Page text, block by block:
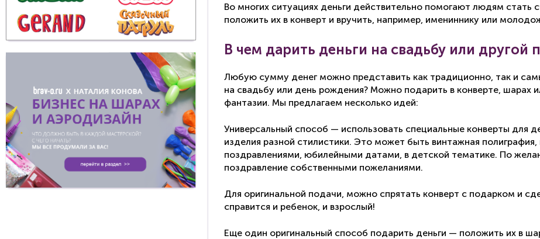
Во многих ситуациях деньги действительно помогают людям стать
положить их в конверт и вручить, например, имениннику или
В чем дарить деньги на свадьбу или другой
Любую сумму денег можно представить как традиционно, так и
на свадьбу или день рождения? Можно подарить в конверте, шарах
фантазии. Мы предлагаем несколько идей:
Универсальный способ — использовать специальные конверты для
изделия разной стилистики. Это может быть винтажная
поздравлениями, юбилейными датами, в детской тематике. По
поздравление собственными пожеланиями.
Для оригинальной подачи, можно спрятать конверт с подарком и
справится и ребенок, и взрослый!
Еще один оригинальный способ подарить деньги — положить их в